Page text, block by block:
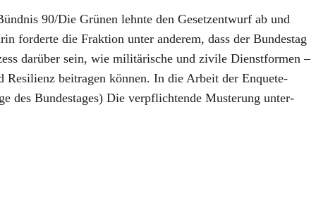
90/Die Grü­nen lehn­te den Gesetz­ent­wurf ab und
for­der­te die Frak­ti­on unter ande­rem, dass der Bun­des­tag
dar­über sein, wie mili­tä­ri­sche und zivi­le Dienst­for­men –
bei­tra­gen kön­nen. In die Arbeit der Enquete-
des Bun­des­ta­ges) Die ver­pflich­ten­de Mus­te­rung unter­